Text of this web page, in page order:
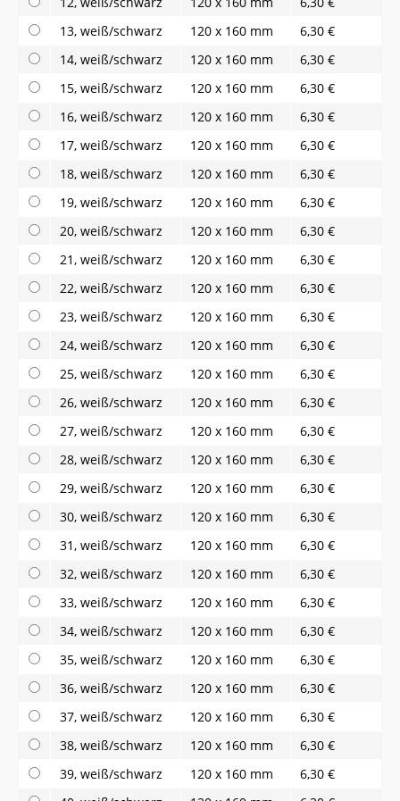
13, weiß/schwarz
120 x 160 mm
6,30 €
14, weiß/schwarz
120 x 160 mm
6,30 €
15, weiß/schwarz
120 x 160 mm
6,30 €
16, weiß/schwarz
120 x 160 mm
6,30 €
17, weiß/schwarz
120 x 160 mm
6,30 €
18, weiß/schwarz
120 x 160 mm
6,30 €
19, weiß/schwarz
120 x 160 mm
6,30 €
20, weiß/schwarz
120 x 160 mm
6,30 €
21, weiß/schwarz
120 x 160 mm
6,30 €
22, weiß/schwarz
120 x 160 mm
6,30 €
23, weiß/schwarz
120 x 160 mm
6,30 €
24, weiß/schwarz
120 x 160 mm
6,30 €
25, weiß/schwarz
120 x 160 mm
6,30 €
26, weiß/schwarz
120 x 160 mm
6,30 €
27, weiß/schwarz
120 x 160 mm
6,30 €
28, weiß/schwarz
120 x 160 mm
6,30 €
29, weiß/schwarz
120 x 160 mm
6,30 €
30, weiß/schwarz
120 x 160 mm
6,30 €
31, weiß/schwarz
120 x 160 mm
6,30 €
32, weiß/schwarz
120 x 160 mm
6,30 €
33, weiß/schwarz
120 x 160 mm
6,30 €
34, weiß/schwarz
120 x 160 mm
6,30 €
35, weiß/schwarz
120 x 160 mm
6,30 €
36, weiß/schwarz
120 x 160 mm
6,30 €
37, weiß/schwarz
120 x 160 mm
6,30 €
38, weiß/schwarz
120 x 160 mm
6,30 €
39, weiß/schwarz
120 x 160 mm
6,30 €